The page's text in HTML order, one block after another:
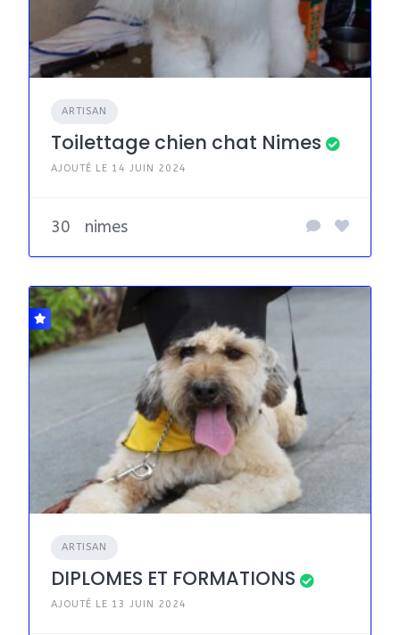
ARTISAN
Toilettage chien chat Nimes
AJOUTÉ LE 14 JUIN 2024
30 nimes
ARTISAN
DIPLOMES ET FORMATIONS
AJOUTÉ LE 13 JUIN 2024